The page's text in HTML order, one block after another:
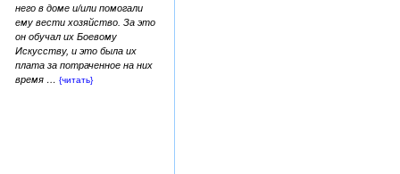
него в доме и/или помогали
ему вести хозяйство. За это
он обучал их Боевому
Искусству, и это была их
плата за потраченное на них
время … {читать}